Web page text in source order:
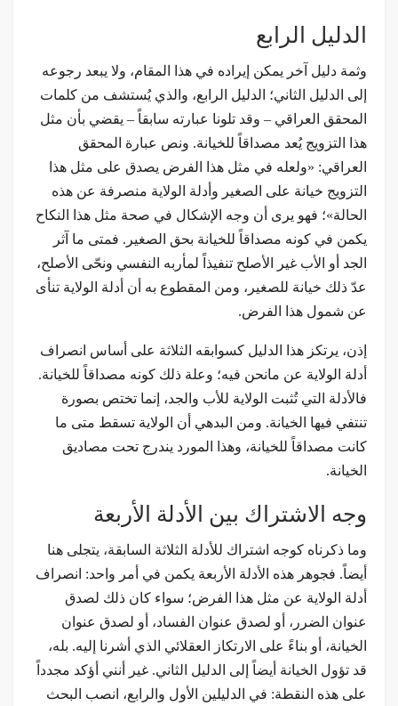
الدليل الرابع
وثمة دليل آخر يمكن إيراده في هذا المقام، ولا يبعد رجوعه
إلى الدليل الثاني؛ الدليل الرابع، والذي يُستشف من كلمات
المحقق العراقي – وقد تلونا عبارته سابقاً – يقضي بأن مثل
هذا التزويج يُعد مصداقاً للخيانة. ونص عبارة المحقق
العراقي: «ولعله في مثل هذا الفرض يصدق على مثل هذا
التزويج خيانة على الصغير وأدلة الولاية منصرفة عن هذه
الحالة»؛ فهو يرى أن وجه الإشكال في صحة مثل هذا النكاح
يكمن في كونه مصداقاً للخيانة بحق الصغير. فمتى ما آثر
الجد أو الأب غير الأصلح تنفيذاً لمأربه النفسي ونحّى الأصلح،
عدّ ذلك خيانة للصغير، ومن المقطوع به أن أدلة الولاية تنأى
عن شمول هذا الفرض.
إذن، يرتكز هذا الدليل كسوابقه الثلاثة على أساس انصراف
أدلة الولاية عن مانحن فيه؛ وعلة ذلك كونه مصداقاً للخيانة.
فالأدلة التي تُثبت الولاية للأب والجد، إنما تختص بصورة
تنتفي فيها الخيانة. ومن البدهي أن الولاية تسقط متى ما
كانت مصداقاً للخيانة، وهذا المورد يندرج تحت مصاديق
الخيانة.
وجه الاشتراك بين الأدلة الأربعة
وما ذكرناه كوجه اشتراك للأدلة الثلاثة السابقة، يتجلى هنا
أيضاً. فجوهر هذه الأدلة الأربعة يكمن في أمر واحد: انصراف
أدلة الولاية عن مثل هذا الفرض؛ سواء كان ذلك لصدق
عنوان الضرر، أو لصدق عنوان الفساد، أو لصدق عنوان
الخيانة، أو بناءً على الارتكاز العقلائي الذي أشرنا إليه. بله،
قد تؤول الخيانة أيضاً إلى الدليل الثاني. غير أنني أؤكد مجدداً
على هذه النقطة: في الدليلين الأول والرابع، انصب البحث